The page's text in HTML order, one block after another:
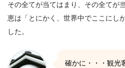
その全てが当てはまり、その全てが
恵は「とにかく、世界中でここにし
した。
確かに・・・観光